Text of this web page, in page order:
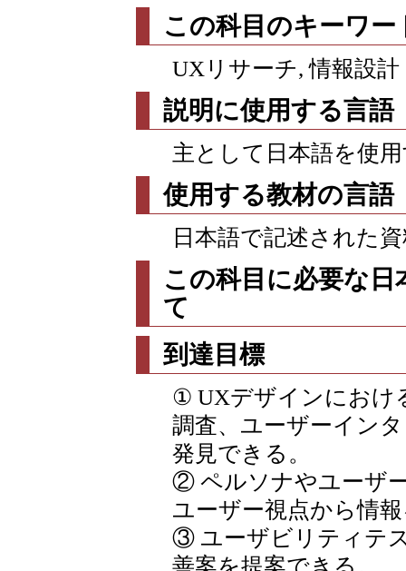
この科目のキーワー
UXリサーチ, 情報設
説明に使用する言語
主として日本語を使
使用する教材の言語
日本語で記述された
この科目に必要な
て
到達目標
① UXデザインにおけ
調査、ユーザーイン
発見できる。
② ペルソナやユーザ
ユーザー視点から情
③ ユーザビリティテ
善案を提案できる。